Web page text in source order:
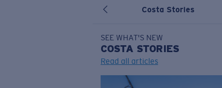
Costa Stories
SEE WHAT'S NEW
COSTA STORIES
Read all articles